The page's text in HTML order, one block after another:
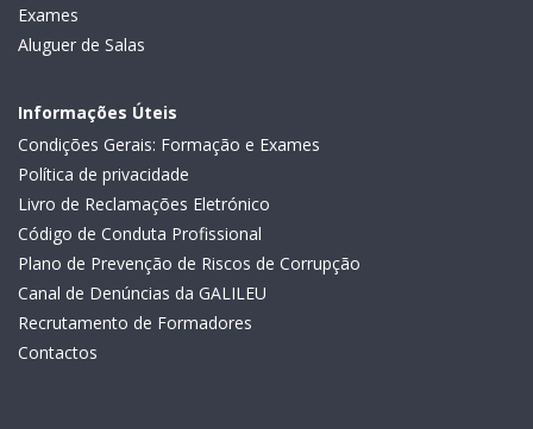
Exames
Aluguer de Salas
Informações Úteis
Condições Gerais: Formação e Exames
Política de privacidade
Livro de Reclamações Eletrónico
Código de Conduta Profissional
Plano de Prevenção de Riscos de Corrupção
Canal de Denúncias da GALILEU
Recrutamento de Formadores
Contactos